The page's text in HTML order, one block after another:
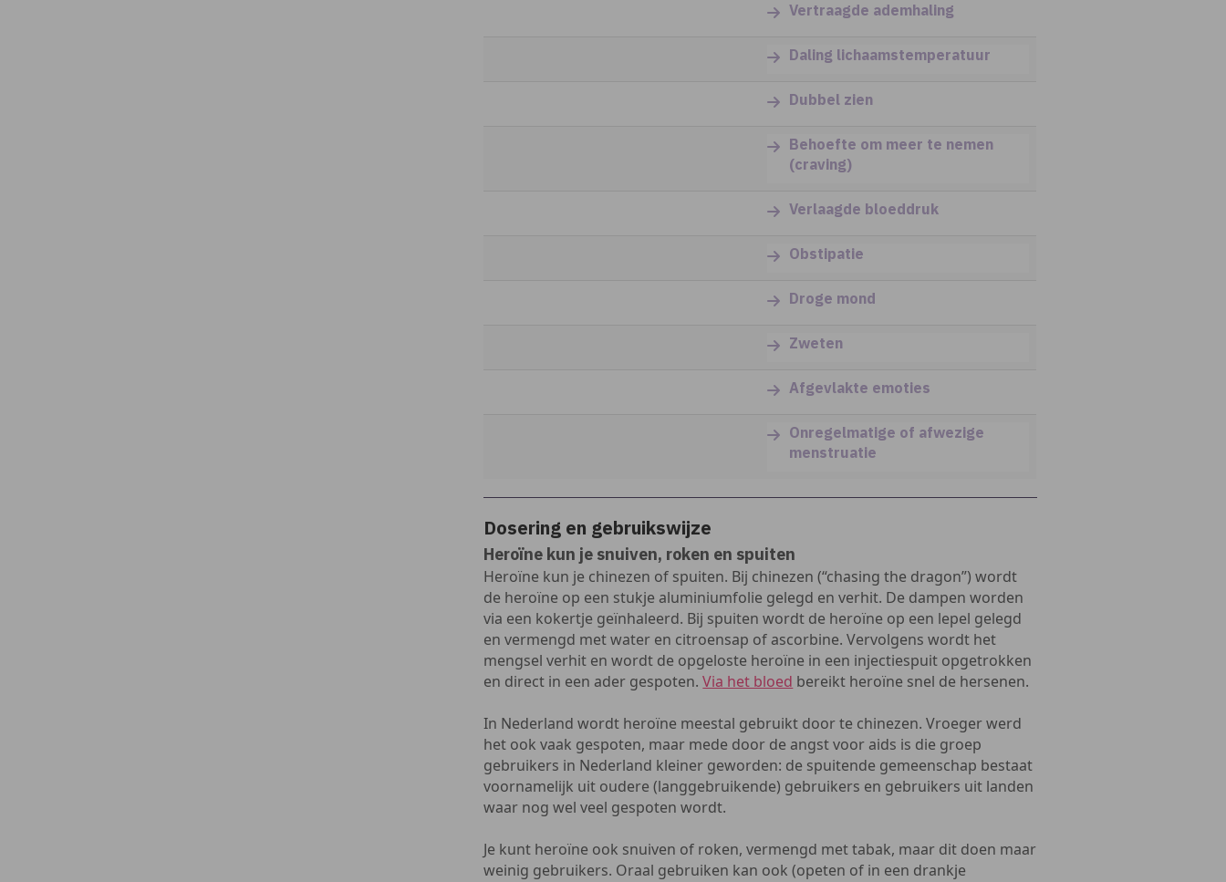
Vertraagde ademhaling
Daling lichaamstemperatuur
Dubbel zien
Behoefte om meer te nemen
(craving)
Verlaagde bloeddruk
Obstipatie
Droge mond
Zweten
Afgevlakte emoties
Onregelmatige of afwezige
menstruatie
Dosering en gebruikswijze
Heroïne kun je snuiven, roken en spuiten
Heroïne kun je chinezen of spuiten. Bij chinezen (“chasing the dragon”) wordt
de heroïne op een stukje aluminiumfolie gelegd en verhit. De dampen worden
via een kokertje geïnhaleerd. Bij spuiten wordt de heroïne op een lepel gelegd
en vermengd met water en citroensap of ascorbine. Vervolgens wordt het
mengsel verhit en wordt de opgeloste heroïne in een injectiespuit opgetrokken
en direct in een ader gespoten.Via het bloed bereikt heroïne snel de hersenen.
In Nederland wordt heroïne meestal gebruikt door te chinezen. Vroeger werd
het ook vaak gespoten, maar mede door de angst voor aids is die groep
gebruikers in Nederland kleiner geworden: de spuitende gemeenschap bestaat
voornamelijk uit oudere (langgebruikende) gebruikers en gebruikers uit landen
waar nog wel veel gespoten wordt.
Je kunt heroïne ook snuiven of roken, vermengd met tabak, maar dit doen maar
weinig gebruikers. Oraal gebruiken kan ook (opeten of in een drankje